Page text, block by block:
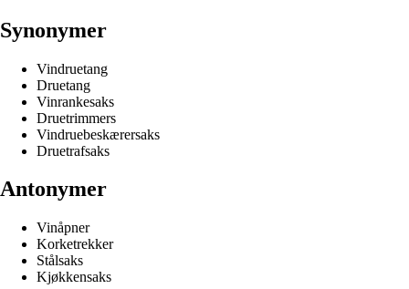
Synonymer
Vindruetang
Druetang
Vinrankesaks
Druetrimmers
Vindruebeskærersaks
Druetrafsaks
Antonymer
Vinåpner
Korketrekker
Stålsaks
Kjøkkensaks